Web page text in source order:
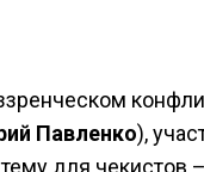
Павленко),
для чекистов